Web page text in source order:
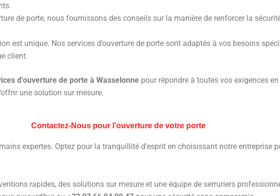
de porte, nous fournissons des conseils sur la manière de renforcer la
est unique. Nos services d’ouverture de porte sont adaptés à vos besoins
client.
d’ouverture de porte à Wasselonne pour répondre à toutes vos exigences
une solution sur mesure.
Contactez-Nous pour l'ouverture de votre porte
expertes. Optez pour la tranquillité d’esprit en choisissant notre entreprise
rapides, des solutions sur mesure et une équipe de serruriers